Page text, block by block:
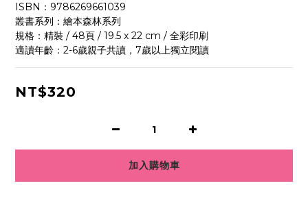
ISBN：9786269661039
叢書系列：繪本森林系列
規格：精裝 / 48頁 / 19.5 x 22 cm / 全彩印刷
適讀年齡：2-6歲親子共讀，7歲以上獨立閱讀
NT$320
加入購物車